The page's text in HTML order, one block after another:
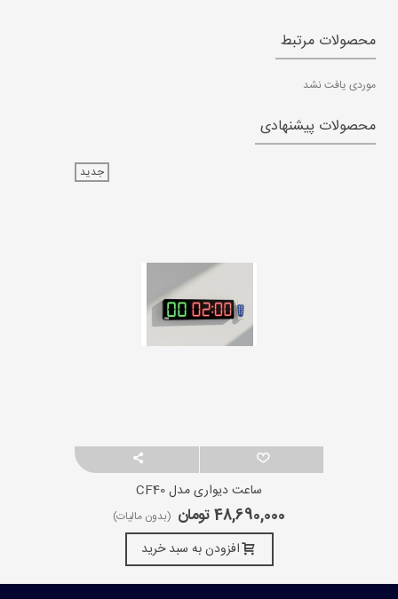
محصولات مرتبط
موردی یافت نشد
محصولات پیشنهادی
جدید
ساعت دیواری مدل CF40
48,690,000 تومان (بدون مالیات)
افزودن به سبد خرید